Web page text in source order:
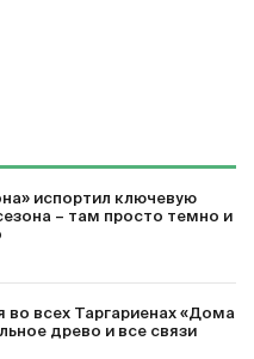
испортил ключевую
– там просто темно и
во всех Таргариенах «Дома
древо и все связи